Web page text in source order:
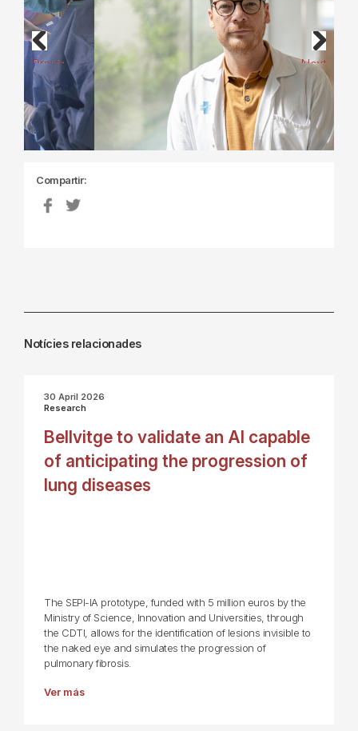
Previous Next
Compartir:
Notícies relacionades
30 April 2026
Research
Bellvitge to validate an AI capable
of anticipating the progression of
lung diseases
The SEPI-IA prototype, funded with 5 million euros by the
Ministry of Science, Innovation and Universities, through
the CDTI, allows for the identification of lesions invisible to
the naked eye and simulates the progression of
pulmonary fibrosis.
Ver más